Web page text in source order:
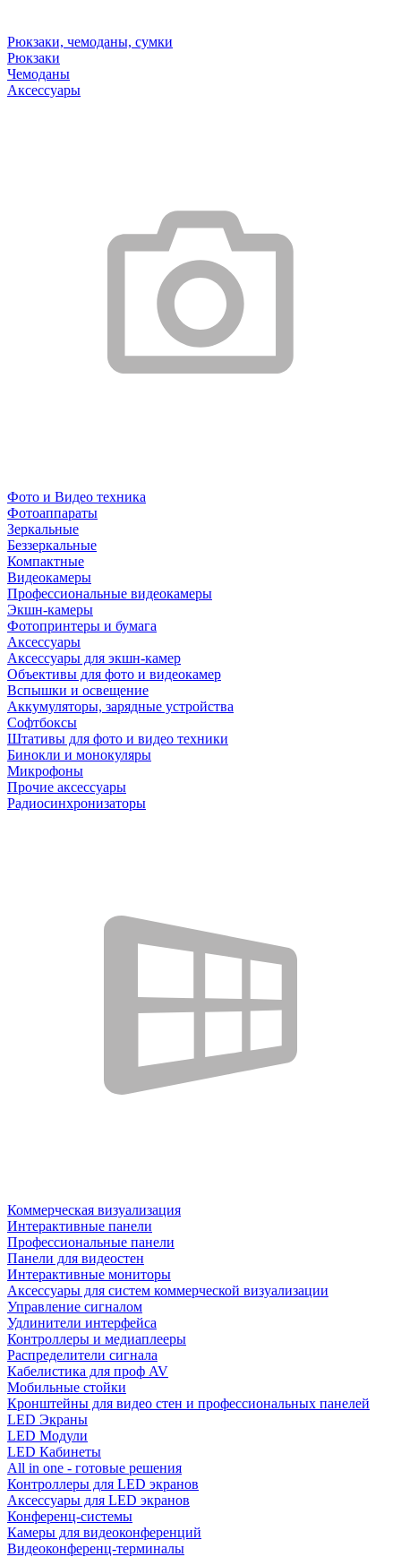
Рюкзаки, чемоданы, сумки
Рюкзаки
Чемоданы
Аксессуары
Фото и Видео техника
Фотоаппараты
Зеркальные
Беззеркальные
Компактные
Видеокамеры
Профессиональные видеокамеры
Экшн-камеры
Фотопринтеры и бумага
Аксессуары
Аксессуары для экшн-камер
Объективы для фото и видеокамер
Вспышки и освещение
Аккумуляторы, зарядные устройства
Софтбоксы
Штативы для фото и видео техники
Бинокли и монокуляры
Микрофоны
Прочие аксессуары
Радиосинхронизаторы
Коммерческая визуализация
Интерактивные панели
Профессиональные панели
Панели для видеостен
Интерактивные мониторы
Аксессуары для систем коммерческой визуализации
Управление сигналом
Удлинители интерфейса
Контроллеры и медиаплееры
Распределители сигнала
Кабелистика для проф AV
Мобильные стойки
Кронштейны для видео стен и профессиональных панелей
LED Экраны
LED Модули
LED Кабинеты
All in one - готовые решения
Контроллеры для LED экранов
Аксессуары для LED экранов
Конференц-системы
Камеры для видеоконференций
Видеоконференц-терминалы